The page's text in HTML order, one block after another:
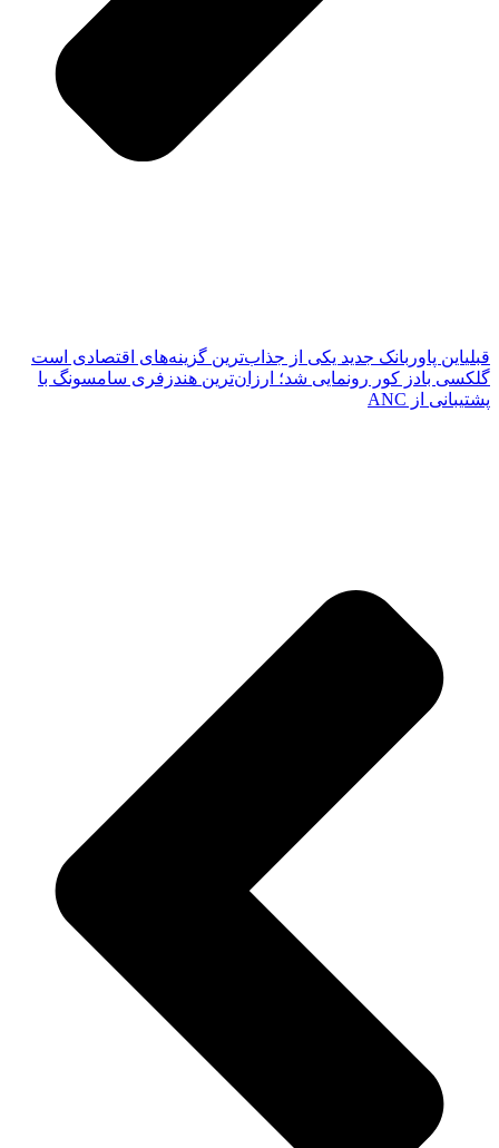
قبلیاین پاوربانک جدید یکی از جذاب‌ترین گزینه‌های اقتصادی است
گلکسی بادز کور رونمایی شد؛ ارزان‌ترین هندزفری سامسونگ با
پشتیبانی از ANC